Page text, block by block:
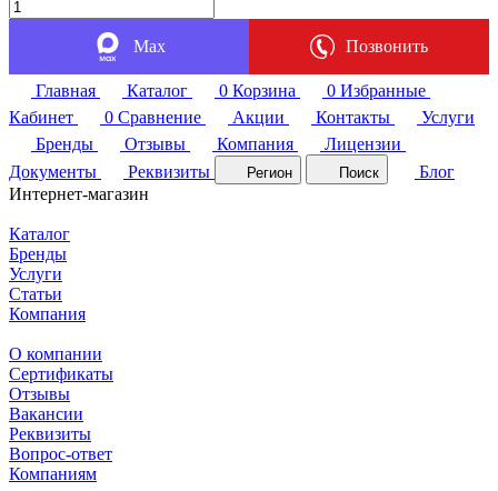
Max Позвонить
Главная Каталог 0 Корзина 0 Избранные
Кабинет
0 Сравнение Акции Контакты
Услуги
Бренды
Отзывы Компания
Лицензии
Документы
Реквизиты Регион Поиск
Блог
Интернет-магазин
Каталог
Бренды
Услуги
Статьи
Компания
О компании
Сертификаты
Отзывы
Вакансии
Реквизиты
Вопрос-ответ
Компаниям